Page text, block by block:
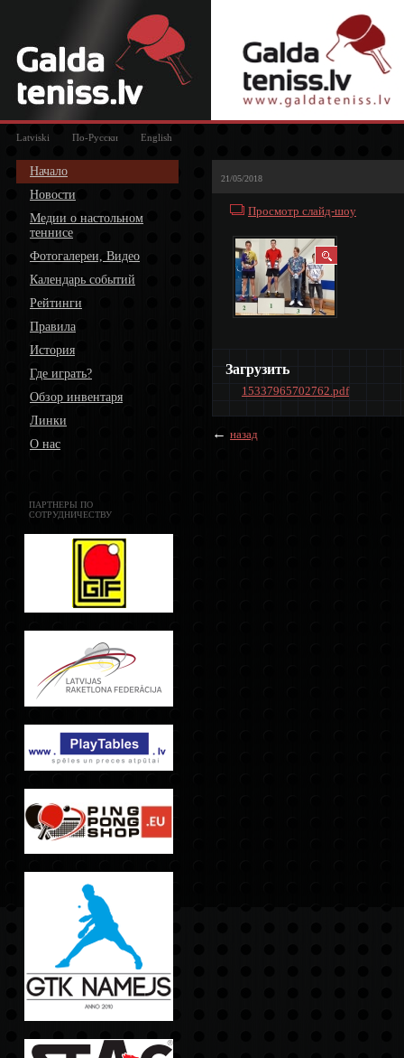
Latviski По-Русски English
Начало
Новости
Медии о настольном
теннисе
Фотогалереи, Видео
Календарь событий
Рейтинги
Правила
История
Где играть?
Обзор инвентаря
Линки
О нас
ПАРТНЕРЫ ПО
СОТРУДНИЧЕСТВУ
21/05/2018
Просмотр слайд-шоу
Загрузить
15337965702762.pdf
← назад